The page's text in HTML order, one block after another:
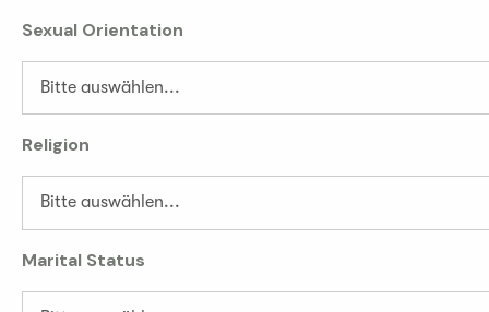
Sexual Orientation
Religion
Marital Status